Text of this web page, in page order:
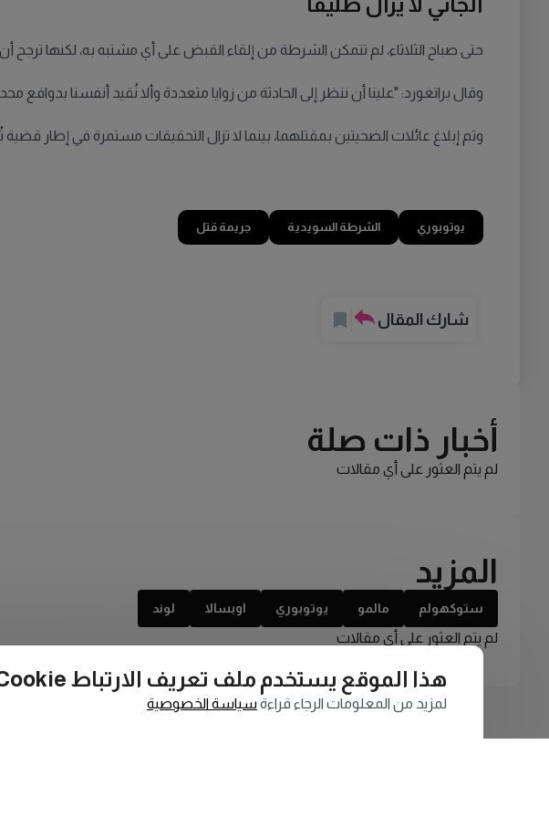
حتى صباح الثلاثاء، لم تتمكن الشرطة من إلقاء القبض على أي مشتبه به، لكنها ترجح
وقال براتغورد: "علينا أن ننظر إلى الحادثة من زوايا متعددة وألا نُقيد أنفسنا بدوافع
وتم إبلاغ عائلات الضحيتين بمقتلهما، بينما لا تزال التحقيقات مستمرة في إطار
يوتوبوري الشرطة السويدية جريمة قتل
شارك المقال
أخبار ذات صلة
لم يتم العثور على أي مقالات
المزيد
ستوكهولم مالمو يوتوبوري اوبسالا لوند
لم يتم العثور على أي مقالات
هذا الموقع يستخدم ملف تعريف الارتباط Cookie
لمزيد من المعلومات الرجاء قراءة سياسة الخصوصية